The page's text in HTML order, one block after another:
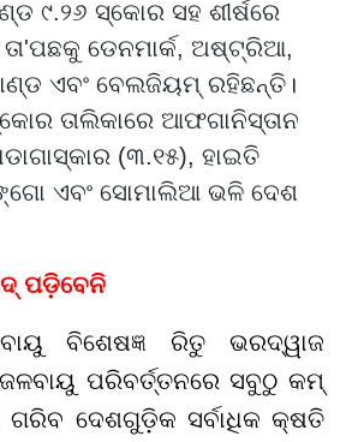
୯.୨୬ ସ୍କୋର ସହ ଶୀର୍ଷରେ
ତା'ପଛକୁ ଡେନମାର୍କ, ଅଷ୍ଟ୍ରିଆ,
ଏବଂ ବେଲଜିୟମ୍ ରହିଛନ୍ତି।
ତାଲିକାରେ ଆଫଗାନିସ୍ତାନ
(୩.୧୫), ହାଇତି
ଏବଂ ସୋମାଲିଆ ଭଳି ଦେଶ
ପଡ଼ିବେନି
ବିଶେଷଜ୍ଞ ରିତୁ ଭରଦ୍ୱାଜ
ପରିବର୍ତ୍ତନରେ ସବୁଠୁ କମ୍
ଗରିବ ଦେଶଗୁଡ଼ିକ ସର୍ବାଧିକ କ୍ଷତି